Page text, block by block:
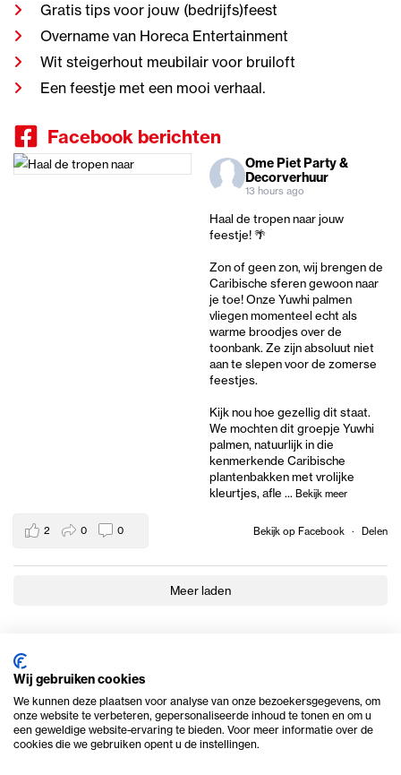
Gratis tips voor jouw (bedrijfs)feest
Overname van Horeca Entertainment
Wit steigerhout meubilair voor bruiloft
Een feestje met een mooi verhaal.
Facebook berichten
Ome Piet Party &
Decorverhuur
13 hours ago
Haal de tropen naar jouw
feestje! 🌴
Zon of geen zon, wij brengen de
Caribische sferen gewoon naar
je toe! Onze Yuwhi palmen
vliegen momenteel echt als
warme broodjes over de
toonbank. Ze zijn absoluut niet
aan te slepen voor de zomerse
feestjes.
Kijk nou hoe gezellig dit staat.
We mochten dit groepje Yuwhi
palmen, natuurlijk in die
kenmerkende Caribische
plantenbakken met vrolijke
kleurtjes, afle ... Bekijk meer
Bekijk op Facebook · Delen
2 0 0
Meer laden
Wij gebruiken cookies
We kunnen deze plaatsen voor analyse van onze bezoekersgegevens, om
onze website te verbeteren, gepersonaliseerde inhoud te tonen en om u
een geweldige website-ervaring te bieden. Voor meer informatie over de
cookies die we gebruiken opent u de instellingen.